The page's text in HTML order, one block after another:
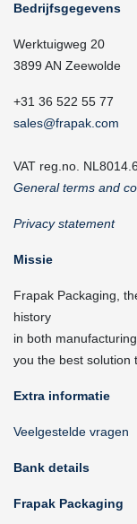
Bedrijfsgegevens
Werktuigweg 20
3899 AN Zeewolde
+31 36 522 55 77
sales@frapak.com
VAT reg.no.
General terms and
Privacy statement
Missie
Frapak Packaging,
history
in both
you the best solution
Extra informatie
Veelgestelde vragen
Bank details
Frapak Packaging